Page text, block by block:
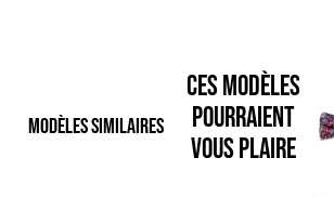
Modèles similaires
Ces modèles
pourraient
vous plaire